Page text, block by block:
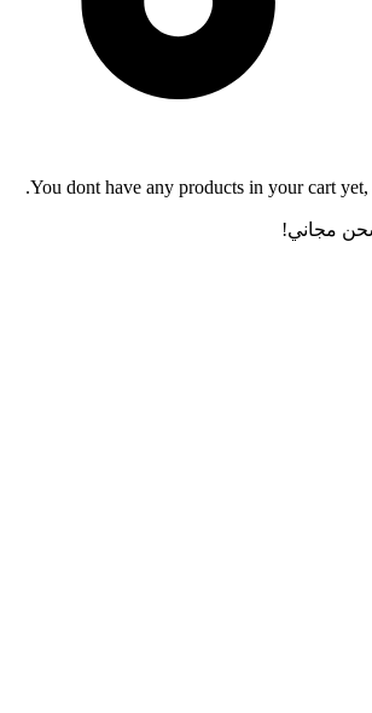
You dont have any products in your cart
مجاني!